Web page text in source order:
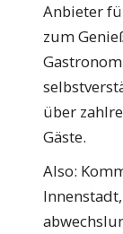
Anbieter
zum
über
Gäste.
Also: